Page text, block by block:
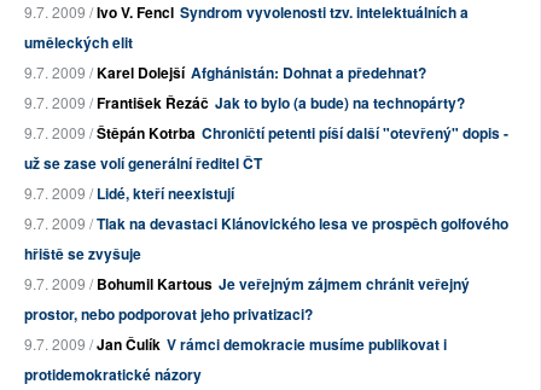
9.7. 2009 /Ivo V. Fencl Syndrom vyvolenosti tzv. intelektuálních a
uměleckých elit
9.7. 2009 /Karel Dolejší Afghánistán: Dohnat a předehnat?
9.7. 2009 /František Řezáč Jak to bylo (a bude) na technopárty?
9.7. 2009 /Štěpán Kotrba Chroničtí petenti píší další "otevřený" dopis -
už se zase volí generální ředitel ČT
9.7. 2009 /Lidé, kteří neexistují
9.7. 2009 /Tlak na devastaci Klánovického lesa ve prospěch golfového
hřiště se zvyšuje
9.7. 2009 /Bohumil Kartous Je veřejným zájmem chránit veřejný
prostor, nebo podporovat jeho privatizaci?
9.7. 2009 /Jan Čulík V rámci demokracie musíme publikovat i
protidemokratické názory